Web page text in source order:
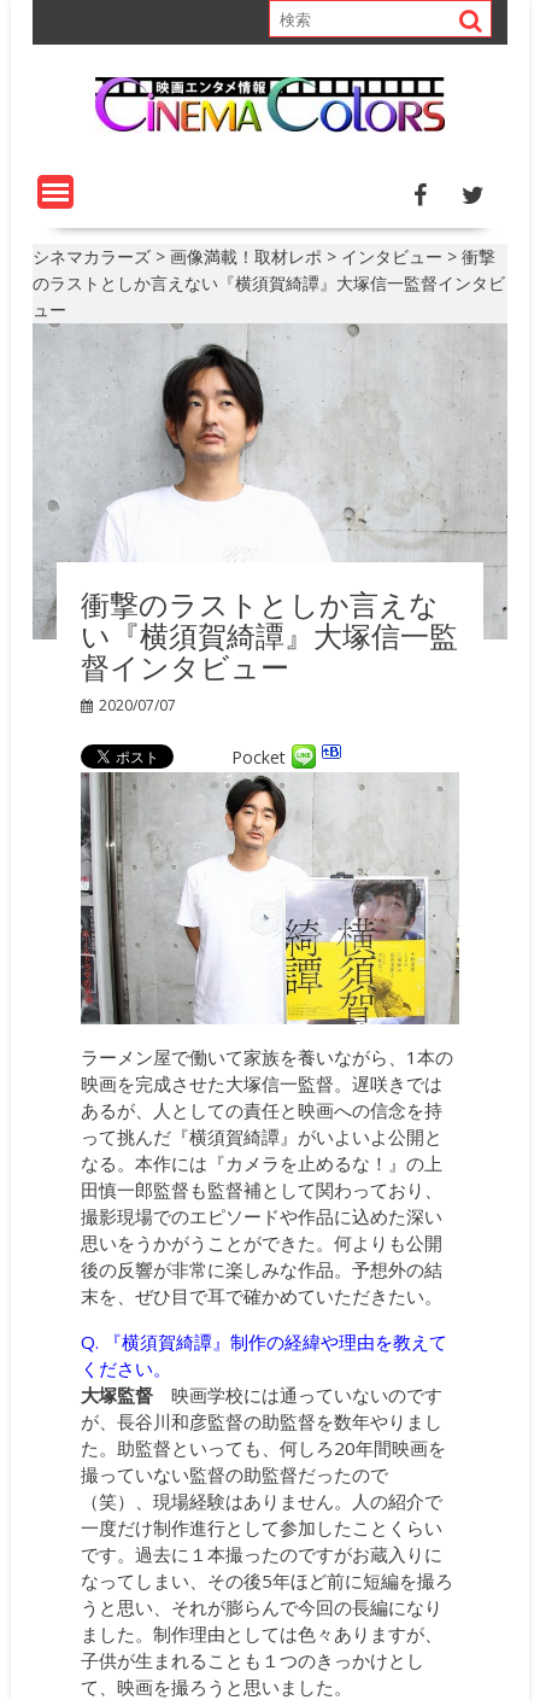
シネマカラーズ >画像満載！取材レポ > インタビュー >衝撃
のラストとしか言えない『横須賀綺譚』大塚信一監督インタビ
ュー
衝撃のラストとしか言えな
い『横須賀綺譚』大塚信一監
督インタビュー
2020/07/07
Pocket
ラーメン屋で働いて家族を養いながら、1本の
映画を完成させた大塚信一監督。遅咲きでは
あるが、人としての責任と映画への信念を持
って挑んだ『横須賀綺譚』がいよいよ公開と
なる。本作には『カメラを止めるな！』の上
田慎一郎監督も監督補として関わっており、
撮影現場でのエピソードや作品に込めた深い
思いをうかがうことができた。何よりも公開
後の反響が非常に楽しみな作品。予想外の結
末を、ぜひ目で耳で確かめていただきたい。
Q. 『横須賀綺譚』制作の経緯や理由を教えて
ください。
大塚監督 映画学校には通っていないのです
が、長谷川和彦監督の助監督を数年やりまし
た。助監督といっても、何しろ20年間映画を
撮っていない監督の助監督だったので
（笑）、現場経験はありません。人の紹介で
一度だけ制作進行として参加したことくらい
です。過去に１本撮ったのですがお蔵入りに
なってしまい、その後5年ほど前に短編を撮ろ
うと思い、それが膨らんで今回の長編になり
ました。制作理由としては色々ありますが、
子供が生まれることも１つのきっかけとし
て、映画を撮ろうと思いました。